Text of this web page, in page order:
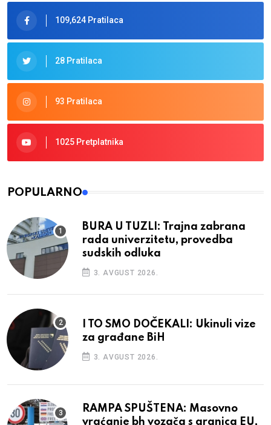
109,624 Pratilaca
28 Pratilaca
93 Pratilaca
1025 Pretplatnika
POPULARNO
BURA U TUZLI: Trajna zabrana
rada univerzitetu, provedba
sudskih odluka
3. AVGUST 2026.
I TO SMO DOČEKALI: Ukinuli vize
za građane BiH
3. AVGUST 2026.
RAMPA SPUŠTENA: Masovno
vraćanje bh vozača s granica EU,